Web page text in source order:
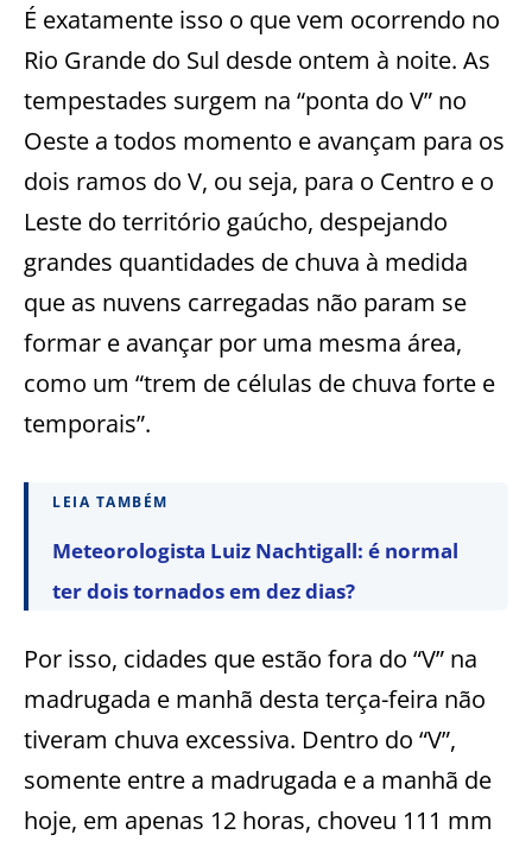
É exatamente isso o que vem ocorrendo no
Rio Grande do Sul desde ontem à noite. As
tempestades surgem na “ponta do V” no
Oeste a todos momento e avançam para os
dois ramos do V, ou seja, para o Centro e o
Leste do território gaúcho, despejando
grandes quantidades de chuva à medida
que as nuvens carregadas não param se
formar e avançar por uma mesma área,
como um “trem de células de chuva forte e
temporais”.
LEIA TAMBÉM
Meteorologista Luiz Nachtigall: é normal
ter dois tornados em dez dias?
Por isso, cidades que estão fora do “V” na
madrugada e manhã desta terça-feira não
tiveram chuva excessiva. Dentro do “V”,
somente entre a madrugada e a manhã de
hoje, em apenas 12 horas, choveu 111 mm